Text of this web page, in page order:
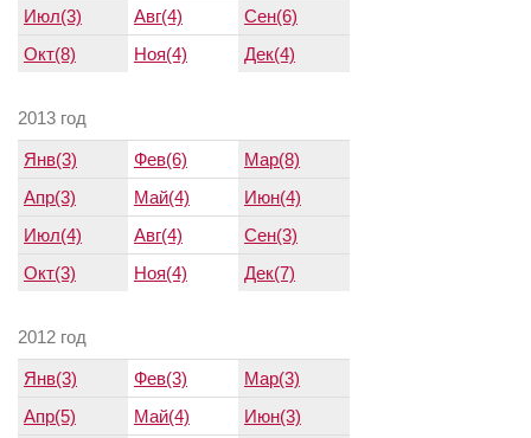
Июл(3)
Авг(4)
Сен(6)
Окт(8)
Ноя(4) Дек(4)
2013 год
Янв(3) Фев(6)
Мар(8)
Апр(3)
Май(4)
Июн(4)
Июл(4)
Авг(4)
Сен(3)
Окт(3)
Ноя(4) Дек(7)
2012 год
Янв(3) Фев(3)
Мар(3)
Апр(5)
Май(4)
Июн(3)